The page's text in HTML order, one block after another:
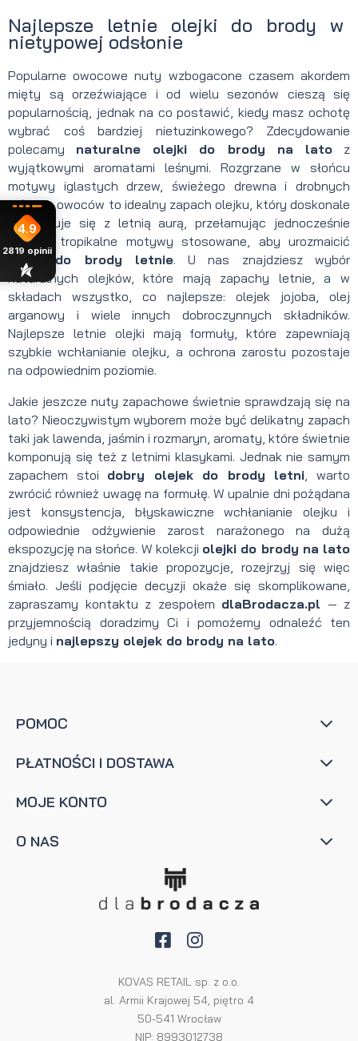
Najlepsze letnie olejki do brody w
nietypowej odsłonie
Popularne owocowe nuty wzbogacone czasem akordem
mięty są orzeźwiające i od wielu sezonów cieszą się
popularnością, jednak na co postawić, kiedy masz ochotę
wybrać coś bardziej nietuzinkowego? Zdecydowanie
polecamy naturalne olejki do brody na latoz
wyjątkowymi aromatami leśnymi. Rozgrzane w słońcu
motywy iglastych drzew, świeżego drewna i drobnych
leśnych owoców to idealny zapach olejku, który doskonale
komponuje się z letnią aurą, przełamując jednocześnie
typowe tropikalne motywy stosowane, aby urozmaicić
olejki do brody letnie. U nas znajdziesz wybór
naturalnych olejków, które mają zapachy letnie, a w
składach wszystko, co najlepsze: olejek jojoba, olej
arganowy i wiele innych dobroczynnych składników.
Najlepsze letnie olejki mają formuły, które zapewniają
szybkie wchłanianie olejku, a ochrona zarostu pozostaje
na odpowiednim poziomie.
Jakie jeszcze nuty zapachowe świetnie sprawdzają się na
lato? Nieoczywistym wyborem może być delikatny zapach
taki jak lawenda, jaśmin i rozmaryn, aromaty, które świetnie
komponują się też z letnimi klasykami. Jednak nie samym
zapachem stoi dobry olejek do brody letni , warto
zwrócić również uwagę na formułę. W upalnie dni pożądana
jest konsystencja, błyskawiczne wchłanianie olejku i
odpowiednie odżywienie zarost narażonego na dużą
ekspozycję na słońce. W kolekcji olejki do brody na lato
znajdziesz właśnie takie propozycje, rozejrzyj się więc
śmiało. Jeśli podjęcie decyzji okaże się skomplikowane,
zapraszamy kontaktu z zespołem dlaBrodacza.pl — z
przyjemnością doradzimy Ci i pomożemy odnaleźć ten
jedyny i najlepszy olejek do brody na lato.
POMOC
PŁATNOŚCI I DOSTAWA
MOJE KONTO
O NAS
KOVAS RETAIL sp. z o.o.
al. Armii Krajowej 54, piętro 4
50-541 Wrocław
NIP: 8993012738
4.9
2819 opinii